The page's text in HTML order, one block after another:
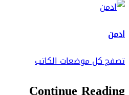
ادمن
تصفح كل موضعات الكاتب